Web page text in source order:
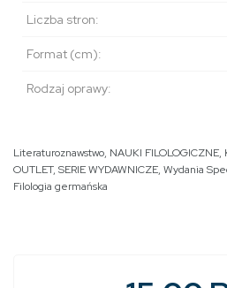
Liczba stron:
Format (cm):
Rodzaj oprawy:
Literaturoznawstwo, NAUKI FILOLOGICZNE,
OUTLET, SERIE WYDAWNICZE, Wydania
Filologia germańska